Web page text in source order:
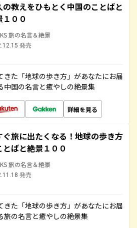
の教えをひもとく中国のことばと
１００
旅の名言＆絶景
発売
きた「地球の歩き方」があなたにお届
中国の名言と癒やしの絶景集
詳細を見る
ぐ旅に出たくなる！地球の歩き方
とばと絶景１００
旅の名言＆絶景
発売
きた「地球の歩き方」があなたにお届
旅の名言と癒やしの絶景集